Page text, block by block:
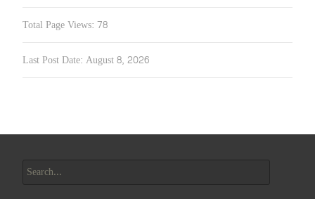
Total Page Views: 78
Last Post Date: August 8, 2026
for: